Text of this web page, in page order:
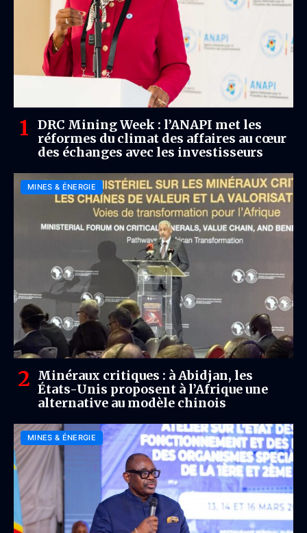
DRC Mining Week : l’ANAPI met les
réformes du climat des affaires au cœur
des échanges avec les investisseurs
MINES & ÉNERGIE
Minéraux critiques : à Abidjan, les
États-Unis proposent à l’Afrique une
alternative au modèle chinois
MINES & ÉNERGIE